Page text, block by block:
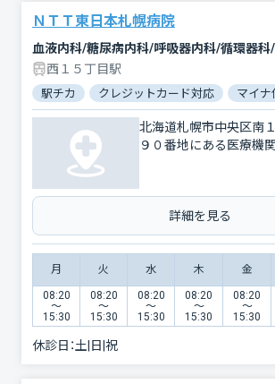
ＮＴＴ東日本札幌病院
西１５丁目駅
駅チカ クレジットカード対応 マイナ
北海道札幌市中央区南
９０番地にある医療機関
詳細を見る
月 火 水 木 金
08:20
〜
15:30
08:20
〜
15:30
08:20
〜
15:30
08:20
〜
15:30
08:20
〜
15:30
休診日：土|日|祝